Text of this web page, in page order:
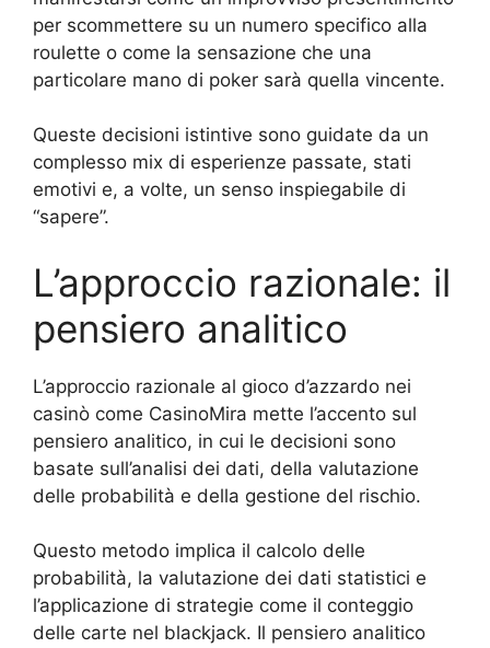
per scommettere su un numero specifico alla
roulette o come la sensazione che una
particolare mano di poker sarà quella vincente.
Queste decisioni istintive sono guidate da un
complesso mix di esperienze passate, stati
emotivi e, a volte, un senso inspiegabile di
“sapere”.
L’approccio razionale: il
pensiero analitico
L’approccio razionale al gioco d’azzardo nei
casinò come CasinoMira mette l’accento sul
pensiero analitico, in cui le decisioni sono
basate sull’analisi dei dati, della valutazione
delle probabilità e della gestione del rischio.
Questo metodo implica il calcolo delle
probabilità, la valutazione dei dati statistici e
l’applicazione di strategie come il conteggio
delle carte nel blackjack. Il pensiero analitico